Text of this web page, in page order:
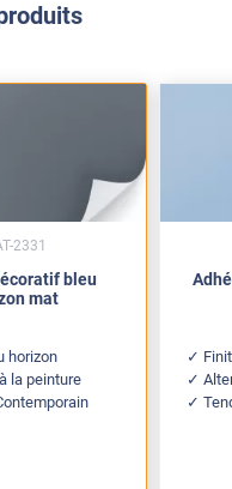
bleu
mat
horizon
la peinture
2331